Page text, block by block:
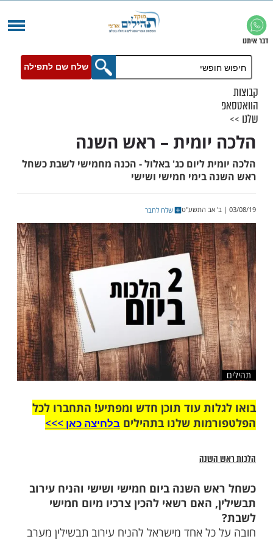
שלח שם לתפילה
– ראש השנה
ליום כג' באלול - הכנה מחמישי לשבת כשחל
בימי חמישי ושישי
שלח לחבר
עוד תוכן חדש ומפתיע! התחברו לכל
שלנו בתהיליםבלחיצה כאן >>>​